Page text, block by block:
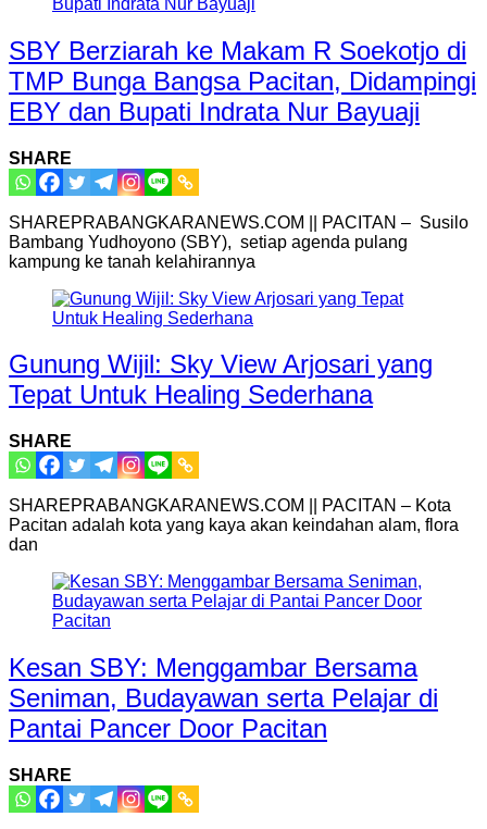
SBY Berziarah ke Makam R Soekotjo di
TMP Bunga Bangsa Pacitan, Didampingi
EBY dan Bupati Indrata Nur Bayuaji
SHARE
SHAREPRABANGKARANEWS.COM || PACITAN – Susilo
Bambang Yudhoyono (SBY), setiap agenda pulang
kampung ke tanah kelahirannya
Gunung Wijil: Sky View Arjosari yang
Tepat Untuk Healing Sederhana
SHARE
SHAREPRABANGKARANEWS.COM || PACITAN – Kota
Pacitan adalah kota yang kaya akan keindahan alam, flora
dan
Kesan SBY: Menggambar Bersama
Seniman, Budayawan serta Pelajar di
Pantai Pancer Door Pacitan
SHARE